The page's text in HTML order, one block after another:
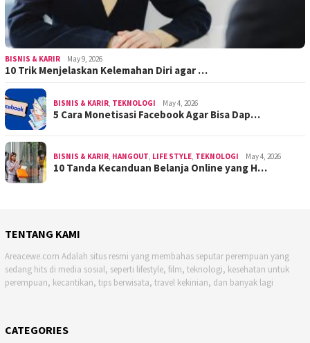
BISNIS & KARIR May 9, 2026
10 Trik Menjelaskan Kelemahan Diri agar …
BISNIS & KARIR, TEKNOLOGI May 4, 2026
5 Cara Monetisasi Facebook Agar Bisa Dap…
BISNIS & KARIR, HANGOUT, LIFE STYLE, TEKNOLOGI May 4, 2026
10 Tanda Kecanduan Belanja Online yang H…
TENTANG KAMI
Areacewe.com Adalah situs resmi yang membahas seputar perempuan yang
sedang hits di media sosial, seperti lifestyle, film, teknologi, kesehatan untuk
perempuan, kecantikan, tips berwisata, travel kekinian, dan banyak lagi
CATEGORIES